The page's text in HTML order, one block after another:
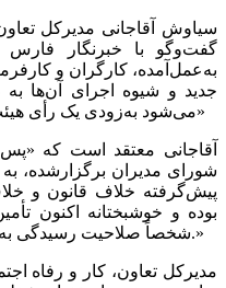
سیاوش آقاجانی مدیرکل
گفت‌وگو با خبرنگار فارس
به‌عمل‌آمده، کارگران و
جدید و شیوه اجرای آن‌ها به
می‌شود به‌زودی یک رأی هیئت عمومی در این خصوص صادر شود»
آقاجانی معتقد است که
شورای مدیران برگزارشده،
پیش‌گرفته خلاف قانون و
بوده و خوشبختانه اکنون
شخصاً صلاحیت رسیدگی به اصلاح و تغییر عناوین شغلی را ندارد.»
مدیرکل تعاون، کار و رفاه